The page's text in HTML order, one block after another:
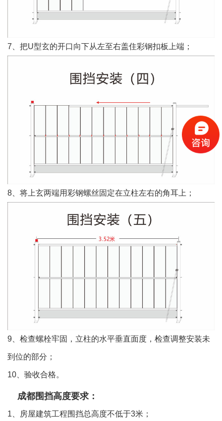
7、把U型玄的开口向下从左至右盖住彩钢扣板上端；
8、将上玄两端用彩钢螺丝固定在立柱左右的角耳上；
9、检查螺栓牢固，立柱的水平垂直面度，检查调整安装未
到位的部分；
10、验收合格。
成都围挡高度要求：
1、房屋建筑工程围挡总高度不低于3米；